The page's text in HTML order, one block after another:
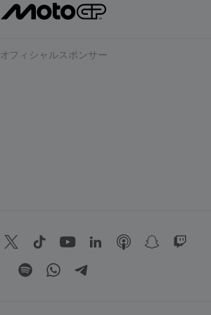
オフィシャルスポンサー